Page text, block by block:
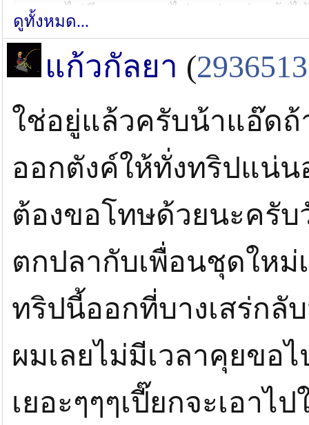
ผมเลยไม่มีเวลาคุยขอไปตกปลาก่อนถ้า
ไข่เค็มซะเลย
ครับขอให้ได้เดินทางปลอดภ้ย ได้ปลาเยอ
ดูทั้งหมด...
แก้วกัลยา (2936513
ใช่อยู่แล้วครับน้าแอ๊ดถ้
ออกตังค์ให้ทั่งทริปแน่
ต้องขอโทษด้วยนะครับ
ตกปลากับเพื่อนชุดใหม่
ทริปนี้ออกที่บางเสร่กลั
ผมเลยไม่มีเวลาคุยขอ
เยอะๆๆๆเปี๊ยกจะเอา